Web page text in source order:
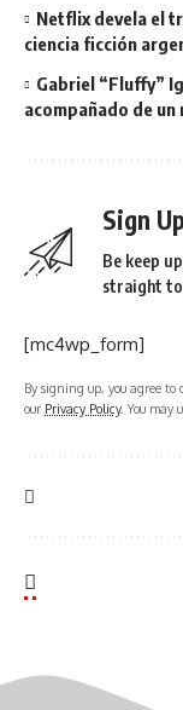
Netflix devela el
ciencia ficción
Gabriel “Fluffy”
acompañado de un
Sign
Be keep
straight
[mc4wp_form]
By signing up, you agree to
our Privacy Policy. You may